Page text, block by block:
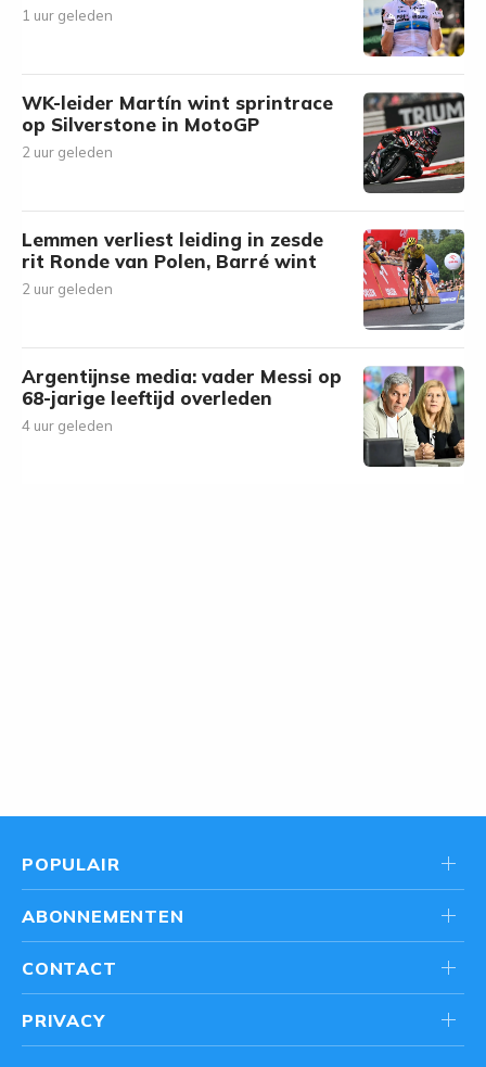
1 uur geleden
WK-leider Martín wint sprintrace
op Silverstone in MotoGP
2 uur geleden
Lemmen verliest leiding in zesde
rit Ronde van Polen, Barré wint
2 uur geleden
Argentijnse media: vader Messi op
68-jarige leeftijd overleden
4 uur geleden
POPULAIR
ABONNEMENTEN
CONTACT
PRIVACY